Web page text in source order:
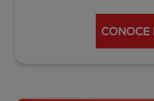
CONOCE